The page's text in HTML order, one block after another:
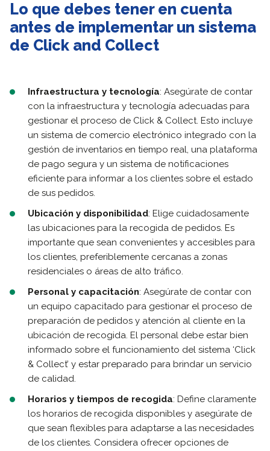
Lo que debes tener en cuenta
antes de implementar un sistema
de Click and Collect
Infraestructura y tecnología: Asegúrate de contar
con la infraestructura y tecnología adecuadas para
gestionar el proceso de Click & Collect. Esto incluye
un sistema de comercio electrónico integrado con la
gestión de inventarios en tiempo real, una plataforma
de pago segura y un sistema de notificaciones
eficiente para informar a los clientes sobre el estado
de sus pedidos.
Ubicación y disponibilidad: Elige cuidadosamente
las ubicaciones para la recogida de pedidos. Es
importante que sean convenientes y accesibles para
los clientes, preferiblemente cercanas a zonas
residenciales o áreas de alto tráfico.
Personal y capacitación: Asegúrate de contar con
un equipo capacitado para gestionar el proceso de
preparación de pedidos y atención al cliente en la
ubicación de recogida. El personal debe estar bien
informado sobre el funcionamiento del sistema ‘Click
& Collect’ y estar preparado para brindar un servicio
de calidad.
Horarios y tiempos de recogida: Define claramente
los horarios de recogida disponibles y asegúrate de
que sean flexibles para adaptarse a las necesidades
de los clientes. Considera ofrecer opciones de